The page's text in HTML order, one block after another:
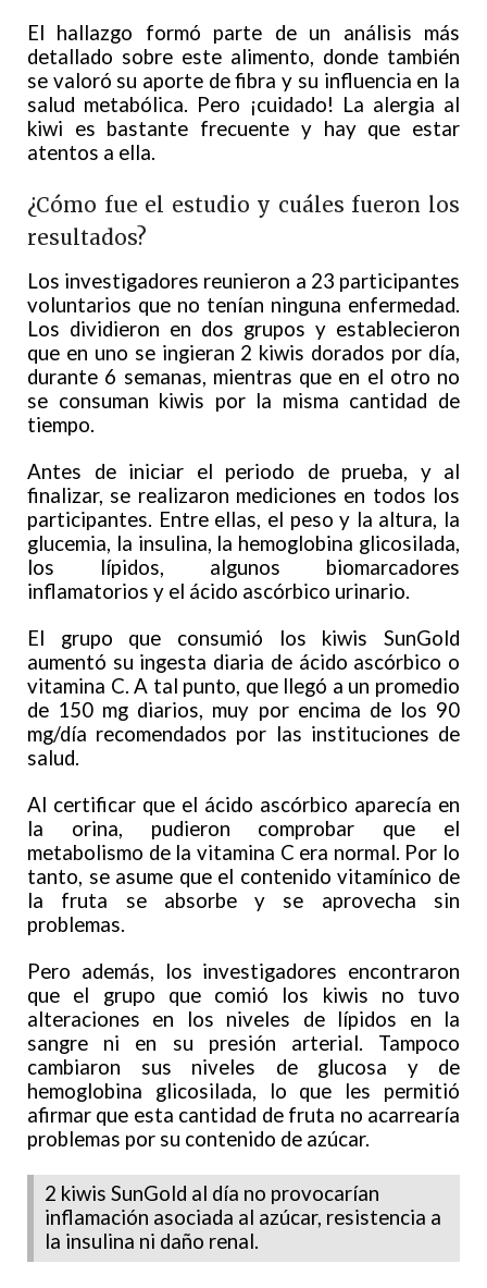
El hallazgo formó parte de un análisis más
detallado sobre este alimento, donde también
se valoró su aporte de fibra y su influencia en la
salud metabólica. Pero ¡cuidado! La alergia al
kiwi es bastante frecuente y hay que estar
atentos a ella.
¿Cómo fue el estudio y cuáles fueron los
resultados?
Los investigadores reunieron a 23 participantes
voluntarios que no tenían ninguna enfermedad.
Los dividieron en dos grupos y establecieron
que en uno se ingieran 2 kiwis dorados por día,
durante 6 semanas, mientras que en el otro no
se consuman kiwis por la misma cantidad de
tiempo.
Antes de iniciar el periodo de prueba, y al
finalizar, se realizaron mediciones en todos los
participantes. Entre ellas, el peso y la altura, la
glucemia, la insulina, la hemoglobina glicosilada,
los lípidos, algunos biomarcadores
inflamatorios y el ácido ascórbico urinario.
El grupo que consumió los kiwis SunGold
aumentó su ingesta diaria de ácido ascórbico o
vitamina C. A tal punto, que llegó a un promedio
de 150 mg diarios, muy por encima de los 90
mg/día recomendados por las instituciones de
salud.
Al certificar que el ácido ascórbico aparecía en
la orina, pudieron comprobar que el
metabolismo de la vitamina C era normal. Por lo
tanto, se asume que el contenido vitamínico de
la fruta se absorbe y se aprovecha sin
problemas.
Pero además, los investigadores encontraron
que el grupo que comió los kiwis no tuvo
alteraciones en los niveles de lípidos en la
sangre ni en su presión arterial. Tampoco
cambiaron sus niveles de glucosa y de
hemoglobina glicosilada, lo que les permitió
afirmar que esta cantidad de fruta no acarrearía
problemas por su contenido de azúcar.
2 kiwis SunGold al día no provocarían
inflamación asociada al azúcar, resistencia a
la insulina ni daño renal.